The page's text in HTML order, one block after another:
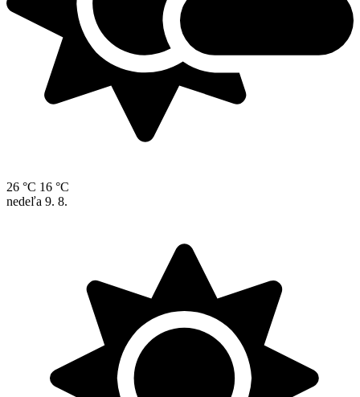
26 °C 16 °C
nedeľa 9. 8.